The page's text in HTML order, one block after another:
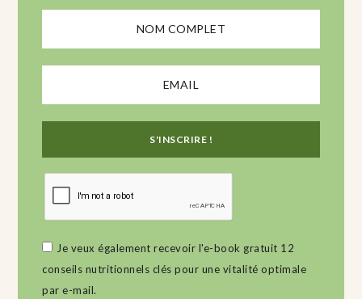
Je veux également recevoir l'e-book gratuit 12
conseils nutritionnels clés pour une vitalité optimale
par e-mail.